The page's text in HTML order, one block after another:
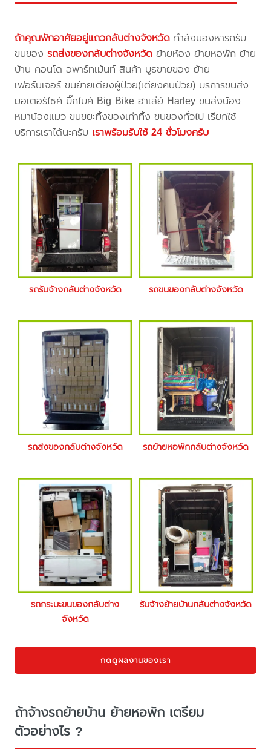
ถ้าคุณพักอาศัยอยู่แถวกลับต่างจังหวัด กำลังมองหารถรับ
ขนของรถส่งของกลับต่างจังหวัด ย้ายห้อง ย้ายหอพัก ย้าย
บ้าน คอนโด อพาร์ทเม้นท์ สินค้า บูธขายของ ย้าย
เฟอร์นิเจอร์ ขนย้ายเตียงผู้ป่วย(เตียงคนป่วย) บริการขนส่ง
มอเตอร์ไซค์ บิ๊กไบค์ Big Bike ฮาเล่ย์ Harley ขนส่งน้อง
หมาน้องแมว ขนขยะทิ้งของเก่าทิ้ง ขนของทั่วไป เรียกใช้
บริการเราได้นะครับ เราพร้อมรับใช้ 24 ชั่วโมงครับ
รถรับจ้างกลับต่างจังหวัด รถขนของกลับต่างจังหวัด
รถส่งของกลับต่างจังหวัด รถย้ายหอพักกลับต่างจังหวัด
รถกระบะขนของกลับต่าง
จังหวัด
รับจ้างย้ายบ้านกลับต่างจังหวัด
กดดูผลงานของเรา
ถ้าจ้างรถย้ายบ้าน ย้ายหอพัก เตรียม
ตัวอย่างไร ?